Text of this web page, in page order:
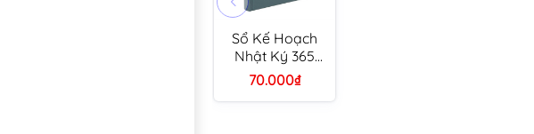
Sổ Kế Hoạch
Nhật Ký 365
Ngày Life
Planner A5 114
70.000₫